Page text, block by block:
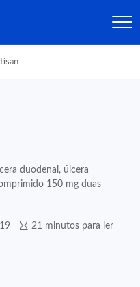
duodenal, úlcera
150 mg duas
21 minutos para ler